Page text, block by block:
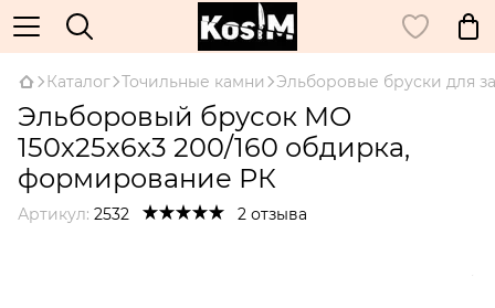
Каталог Точильные камни Эльборовые бруски для
Эльборовый брусок МО
150х25х6х3 200/160 обдирка,
формирование РК
Артикул: 2532 2 отзыва